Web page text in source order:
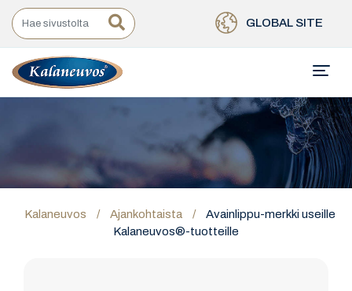
GLOBAL SITE
Kalaneuvos / Ajankohtaista /
Avainlippu-merkki useille
Kalaneuvos®-tuotteille